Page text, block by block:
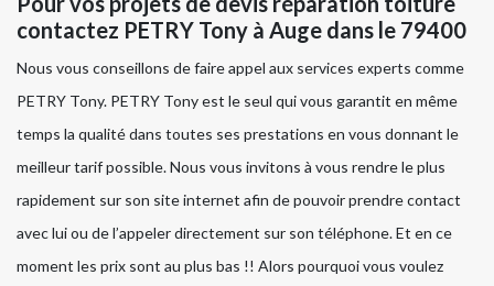
contactez PETRY Tony à Auge dans le 79400
Nous vous conseillons de faire appel aux services experts comme
PETRY Tony. PETRY Tony est le seul qui vous garantit en même
temps la qualité dans toutes ses prestations en vous donnant le
meilleur tarif possible. Nous vous invitons à vous rendre le plus
rapidement sur son site internet afin de pouvoir prendre contact
avec lui ou de l’appeler directement sur son téléphone. Et en ce
moment les prix sont au plus bas !! Alors pourquoi vous voulez